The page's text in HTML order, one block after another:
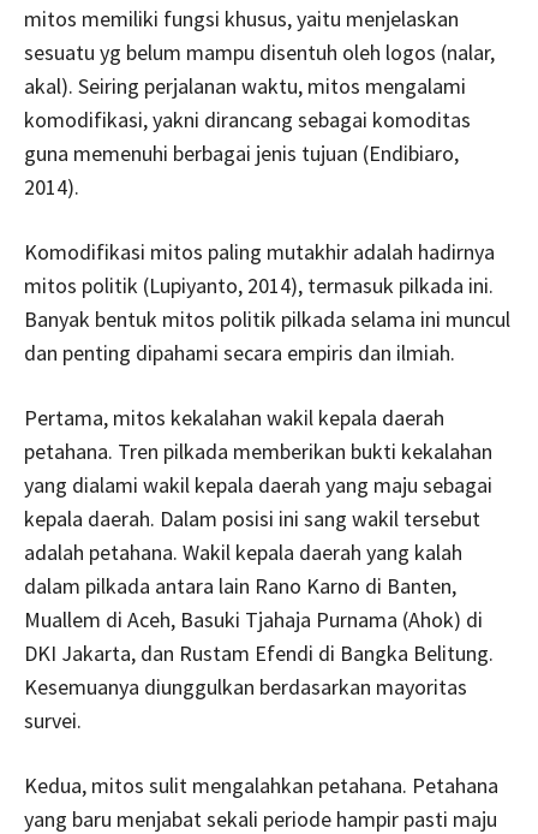
mitos memiliki fungsi khusus, yaitu menjelaskan
sesuatu yg belum mampu disentuh oleh logos (nalar,
akal). Seiring perjalanan waktu, mitos mengalami
komodifikasi, yakni dirancang sebagai komoditas
guna memenuhi berbagai jenis tujuan (Endibiaro,
2014).
Komodifikasi mitos paling mutakhir adalah hadirnya
mitos politik (Lupiyanto, 2014), termasuk pilkada ini.
Banyak bentuk mitos politik pilkada selama ini muncul
dan penting dipahami secara empiris dan ilmiah.
Pertama, mitos kekalahan wakil kepala daerah
petahana. Tren pilkada memberikan bukti kekalahan
yang dialami wakil kepala daerah yang maju sebagai
kepala daerah. Dalam posisi ini sang wakil tersebut
adalah petahana. Wakil kepala daerah yang kalah
dalam pilkada antara lain Rano Karno di Banten,
Muallem di Aceh, Basuki Tjahaja Purnama (Ahok) di
DKI Jakarta, dan Rustam Efendi di Bangka Belitung.
Kesemuanya diunggulkan berdasarkan mayoritas
survei.
Kedua, mitos sulit mengalahkan petahana. Petahana
yang baru menjabat sekali periode hampir pasti maju